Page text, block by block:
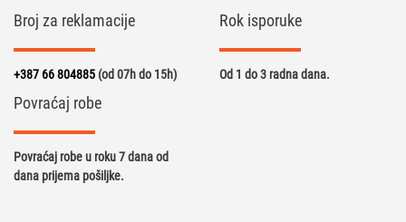
Broj za reklamacije
+387 66 804885 (od 07h do 15h)
Rok isporuke
Od 1 do 3 radna dana.
Povraćaj robe
Povraćaj robe u roku 7 dana od
dana prijema pošiljke.